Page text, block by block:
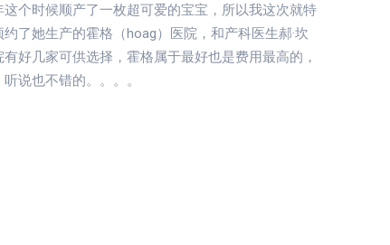
个时候顺产了一枚超可爱的宝宝，所以我这次就特
了她生产的霍格（hoag）医院，和产科医生郝·坎
好几家可供选择，霍格属于最好也是费用最高的，
说也不错的。。。。